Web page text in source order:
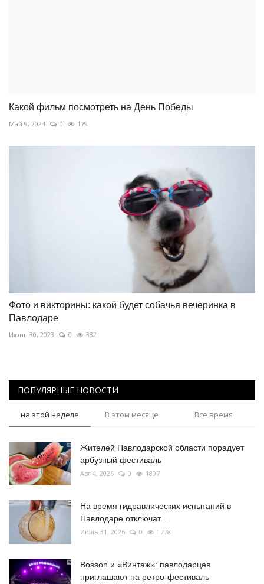
Какой фильм посмотреть на День Победы
Май 9, 2024 0 179
Фото и викторины: какой будет собачья вечеринка в
Павлодаре
Июнь 30, 2023 0 382
ПОПУЛЯРНЫЕ НОВОСТИ
на этой неделе В этом месяце Все время
Жителей Павлодарской области порадует
арбузный фестиваль
Авг 4, 2026 0 1897
На время гидравлических испытаний в
Павлодаре отключат...
Июль 31, 2026 0 1778
Bosson и «Винтаж»: павлодарцев
приглашают на ретро-фестиваль